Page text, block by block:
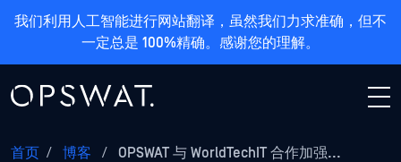
我们利用人工智能进行网站翻译，虽然我们力求准确，但不
一定总是 100%精确。感谢您的理解。
首页 / 博客 / OPSWAT 与 WorldTechIT 合作加强...